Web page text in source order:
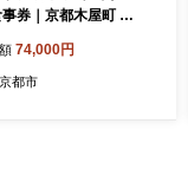
券｜京都木屋町 鮒
フレンチ ディナー コ
食事券 2人 美食 グ
74,000円
都市